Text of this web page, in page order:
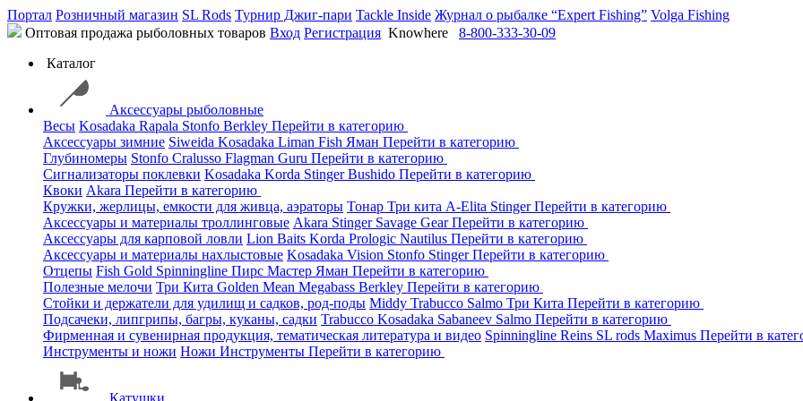
Портал Розничный магазин SL Rods Турнир Джиг-пари Tackle Inside Журнал о рыбалке “Expert Fishing” Volga Fishing
Оптовая продажа рыболовных товаров Вход Регистрация Knowhere
8-800-333-30-09
Каталог
Аксессуары рыболовные
Весы Kosadaka Rapala Stonfo Berkley Перейти в категорию
Аксессуары зимние Siweida Kosadaka Liman Fish Яман Перейти в категорию
Глубиномеры Stonfo Cralusso Flagman Guru Перейти в категорию
Сигнализаторы поклевки Kosadaka Korda StingerBushido Перейти в категорию
Квоки Akara Перейти в категорию
Кружки, жерлицы, емкости для живца, аэраторы Тонар Три кита A-Elita StingerПерейти в категорию
Аксессуары и материалы троллинговые Akara Stinger Savage GearПерейти в категорию
Аксессуары для карповой ловли Lion Baits Korda Prologic Nautilus Перейти в категорию
Аксессуары и материалы нахлыстовые Kosadaka Vision Stonfo StingerПерейти в категорию
Отцепы Fish Gold Spinningline Пирс Мастер Яман Перейти в категорию
Полезные мелочи Три Кита Golden Mean Megabass Berkley Перейти в категорию
Стойки и держатели для удилищ и садков, род-поды Middy Trabucco Salmo Три Кита Перейти в категорию
Подсачеки, липгрипы, багры, куканы, садки Trabucco Kosadaka Sabaneev Salmo Перейти в категорию
Фирменная и сувенирная продукция, тематическая литература и видео Spinningline Reins SL rods Maximus Перейти в
Инструменты и ножи Ножи Инструменты Перейти в категорию
Катушки